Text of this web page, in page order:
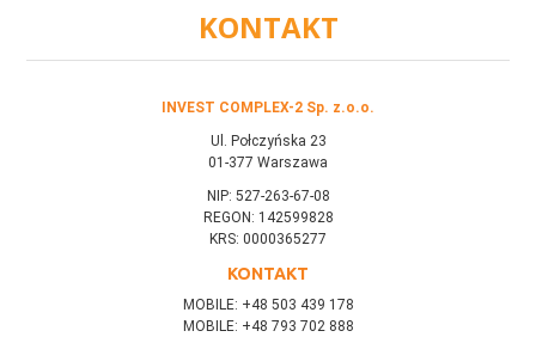
KONTAKT
INVEST COMPLEX-2 Sp. z.o.o.
Ul. Połczyńska 23
01-377 Warszawa
NIP: 527-263-67-08
REGON: 142599828
KRS: 0000365277
KONTAKT
MOBILE: +48 503 439 178
MOBILE: +48 793 702 888